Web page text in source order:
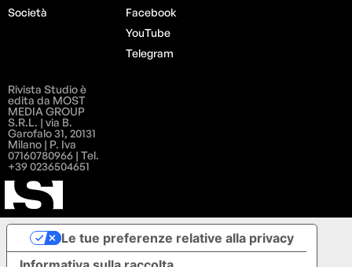
Società
Facebook
YouTube
Telegram
Rivista Studio è
edita da MOST
MEDIA GROUP
S.R.L. | via B.
Garofalo 31, 20131
Milano | P. Iva
07160780966 | Tel.
+39 0236504651
Le tue preferenze relative alla privacy